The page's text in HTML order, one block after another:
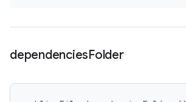
dependenciesFolder